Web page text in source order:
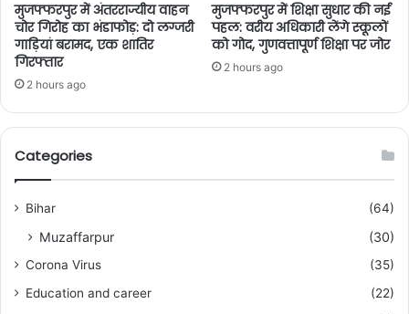
मुजफ्फरपुर में अंतरराज्यीय वाहन
चोर गिरोह का भंडाफोड़: दो लग्जरी
गाड़ियां बरामद, एक शातिर
गिरफ्तार
2 hours ago
मुजफ्फरपुर में शिक्षा सुधार की नई
पहल: वरीय अधिकारी लेंगे स्कूलों
को गोद, गुणवत्तापूर्ण शिक्षा पर जोर
2 hours ago
Categories
Bihar (64)
Muzaffarpur (30)
Corona Virus
(35)
Education and career
(22)